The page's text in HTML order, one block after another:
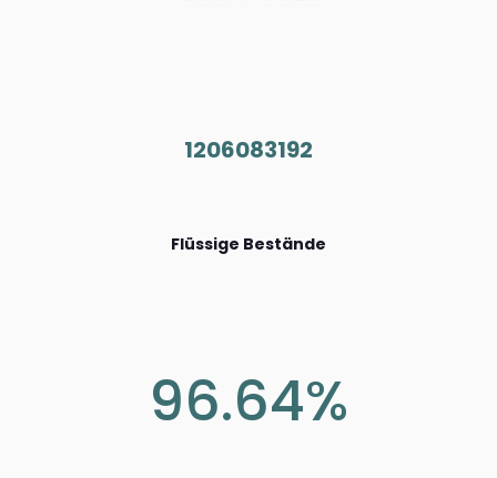
1206083192
Flüssige Bestände
96.64%